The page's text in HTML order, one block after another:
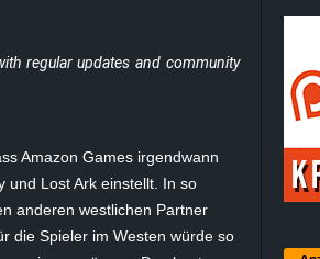
regular updates and community
Amazon Games irgendwann
und Lost Ark einstellt. In so
anderen westlichen Partner
die Spieler im Westen würde so